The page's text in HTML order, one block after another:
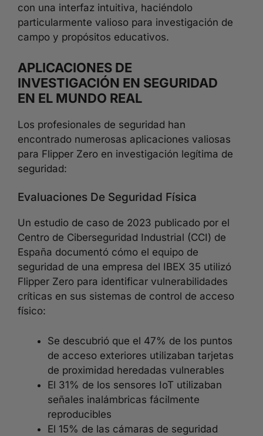
con una interfaz intuitiva, haciéndolo
particularmente valioso para investigación de
campo y propósitos educativos.
APLICACIONES DE
INVESTIGACIÓN EN SEGURIDAD
EN EL MUNDO REAL
Los profesionales de seguridad han
encontrado numerosas aplicaciones valiosas
para Flipper Zero en investigación legítima de
seguridad:
Evaluaciones De Seguridad Física
Un estudio de caso de 2023 publicado por el
Centro de Ciberseguridad Industrial (CCI) de
España documentó cómo el equipo de
seguridad de una empresa del IBEX 35 utilizó
Flipper Zero para identificar vulnerabilidades
críticas en sus sistemas de control de acceso
físico:
Se descubrió que el 47% de los puntos
de acceso exteriores utilizaban tarjetas
de proximidad heredadas vulnerables
El 31% de los sensores IoT utilizaban
señales inalámbricas fácilmente
reproducibles
El 15% de las cámaras de seguridad